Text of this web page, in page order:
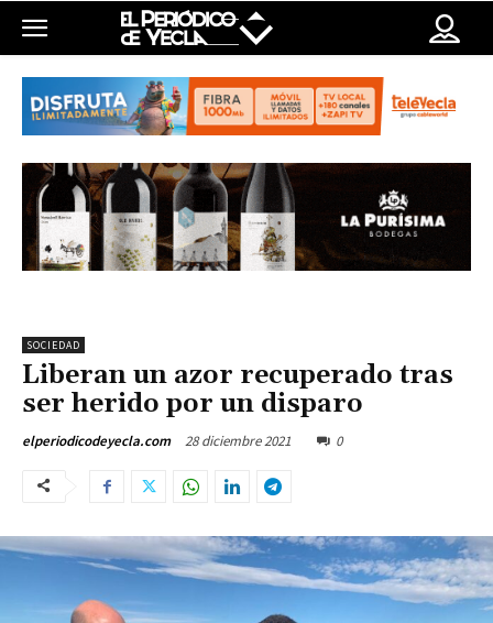
SOCIEDAD
Liberan un azor recuperado tras
ser herido por un disparo
elperiodicodeyecla.com 28 diciembre 2021 0